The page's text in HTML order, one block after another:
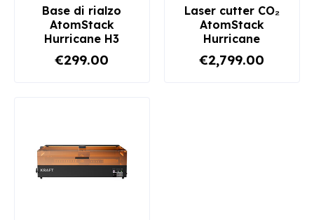
Base di rialzo
AtomStack
Hurricane H3
€299.00
Laser cutter CO₂
AtomStack
Hurricane
€2,799.00